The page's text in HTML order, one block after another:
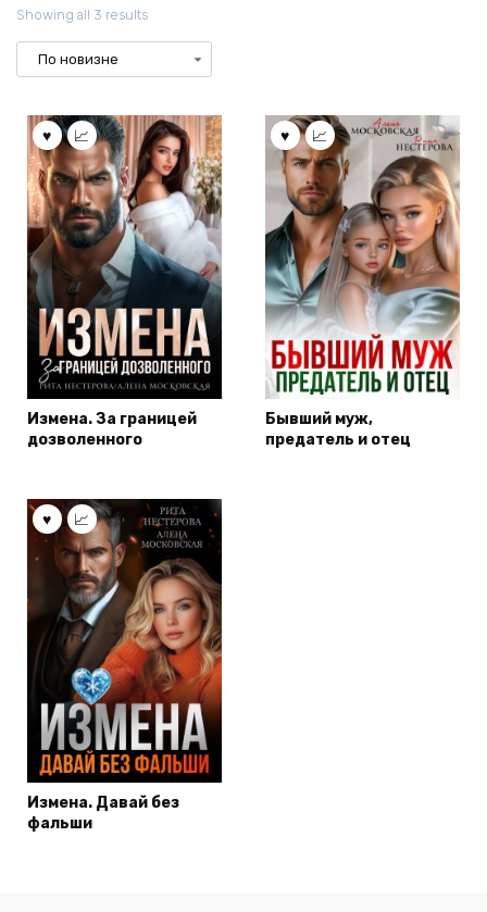
Showing all 3 results
Измена. За границей
дозволенного
Бывший муж,
предатель и отец
Измена. Давай без
фальши